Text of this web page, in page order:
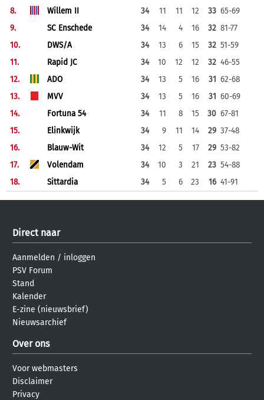
8.
Willem II 34 11 11 12 33 65-69
9.
SC Enschede 34 14 4 16 32 81-77
10.
DWS/A 34 13 6 15 32 51-59
11.
Rapid JC 34 10 12 12 32 46-55
12.
ADO 34 13 5 16 31 62-68
13.
MVV 34 13 5 16 31 60-69
14.
Fortuna 54 34 11 8 15 30 67-81
15.
Elinkwijk 34 9 11 14 29 37-48
16.
Blauw-Wit 34 12 5 17 29 53-82
17.
Volendam 34 10 3 21 23 54-88
18.
Sittardia 34 5 6 23 16 41-91
Direct naar
Aanmelden / inloggen
PSV Forum
Stand
Kalender
E-zine (nieuwsbrief)
Nieuwsarchief
Over ons
Voor webmasters
Disclaimer
Privacy